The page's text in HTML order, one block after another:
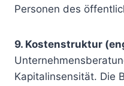
Personen des
9. Kostenstruktur
Kapitalinsensität. Die